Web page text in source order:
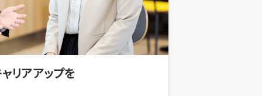
リアアップを